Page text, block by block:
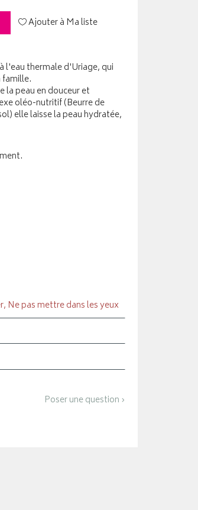
Ajouter à Ma liste
l'eau thermale d'Uriage, qui
peau en douceur et
oléo-nutritif (Beurre de
elle laisse la peau hydratée,
Ne pas mettre dans les yeux
Poser une question ›